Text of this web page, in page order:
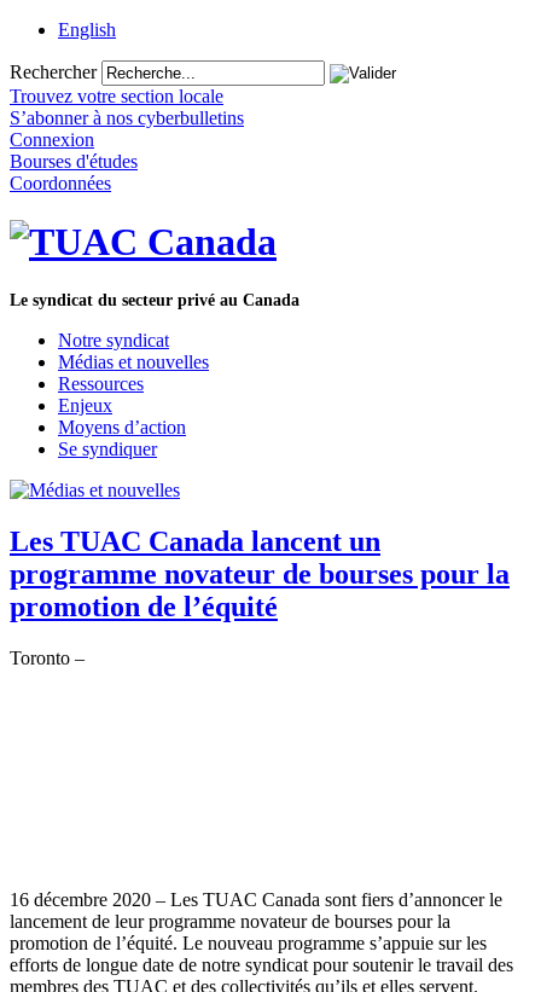
English
Rechercher
Trouvez votre section locale
S’abonner à nos cyberbulletins
Connexion
Bourses d'études
Coordonnées
Le syndicat du secteur privé au Canada
Notre syndicat
Médias et nouvelles
Ressources
Enjeux
Moyens d’action
Se syndiquer
Les TUAC Canada lancent un
programme novateur de bourses pour la
promotion de l’équité
Toronto –
16 décembre 2020 – Les TUAC Canada sont fiers d’annoncer le
lancement de leur programme novateur de bourses pour la
promotion de l’équité. Le nouveau programme s’appuie sur les
efforts de longue date de notre syndicat pour soutenir le travail des
membres des TUAC et des collectivités qu’ils et elles servent.